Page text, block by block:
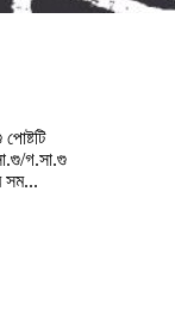
গ.সা.গু
সম...